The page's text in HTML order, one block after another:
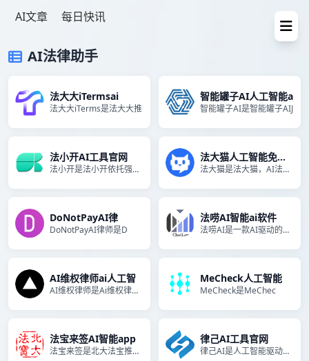
AI文章 每日快讯
AI法律助手
法大大iTermsai
法大大iTerms是法大大推
智能罐子AI人工智能a
智能罐子AI是智能罐子AIJ
法小开AI工具官网
法小开是法小开依托强大的AI
法大猫人工智能免费版
法大猫是法大猫，AI法律顾问
DoNotPayAI律
DoNotPayAI律师是D
法唠AI智能ai软件
法唠AI是一款AI驱动的法律
AI维权律师ai人工智
AI维权律师是Ai维权律师，
MeCheck人工智能
MeCheck是MeChec
法宝来签AI智能app
法宝来签是北大法宝推出的一个
律己AI工具官网
律己AI是人工智能驱动的高质